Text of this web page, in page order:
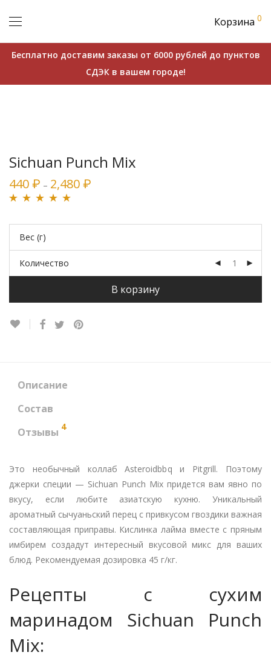
Корзина 0
Бесплатно доставим заказы от 6000 рублей до пунктов
СДЭК в вашем городе!
Sichuan Punch Mix
440 ₽ – 2,480 ₽
пользователей
Вес (г)
Количество
В корзину
Описание
Состав
Отзывы 4
Это необычный коллаб Asteroidbbq и Pitgrill. Поэтому
джерки специи — Sichuan Punch Mix придется вам явно по
вкусу, если любите азиатскую кухню. Уникальный
ароматный сычуаньский перец с привкусом гвоздики важная
составляющая приправы. Кислинка лайма вместе с пряным
имбирем создадут интересный вкусовой микс для ваших
блюд. Рекомендуемая дозировка 45 г/кг.
Рецепты с сухим
маринадом Sichuan Punch
Mix: